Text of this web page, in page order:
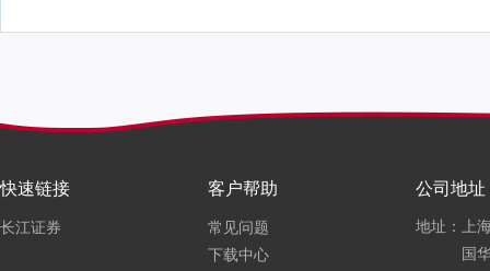
快速链接
长江证券
客户帮助
常见问题
下载中心
公司地址
地址：上
国